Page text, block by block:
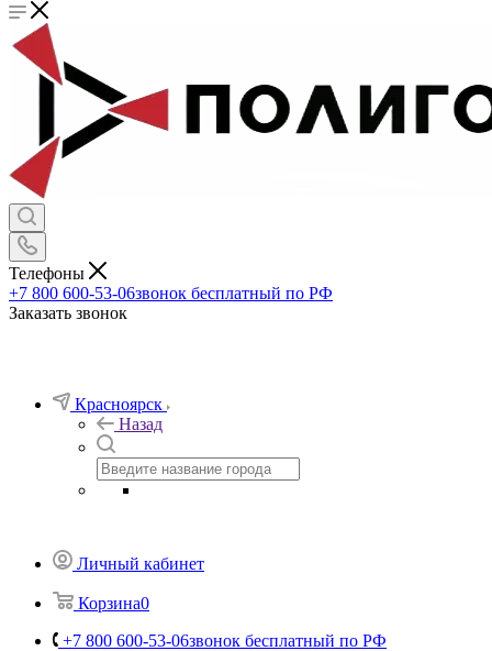
Телефоны
+7 800 600-53-06звонок бесплатный по РФ
Заказать звонок
Красноярск
Назад
Личный кабинет
Корзина0
+7 800 600-53-06звонок бесплатный по РФ